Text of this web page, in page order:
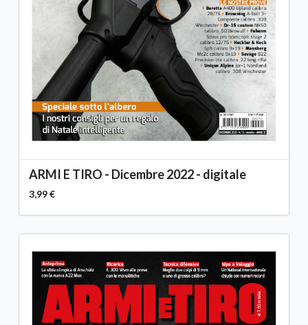
ARMI E TIRO - Dicembre 2022 - digitale
3,99 €